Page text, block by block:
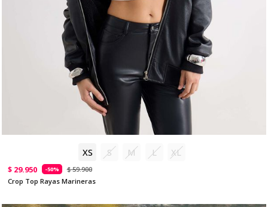
XS S M L XL
$ 29.950 -50%
$ 59.900
Crop Top Rayas Marineras